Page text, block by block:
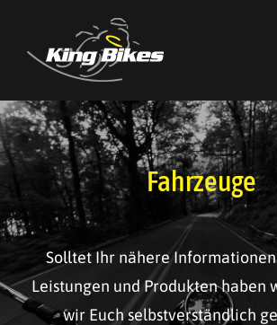
springen
Fahrzeuge
Solltet Ihr nähere
Leistungen und Produkten haben
wir Euch selbstverständlich